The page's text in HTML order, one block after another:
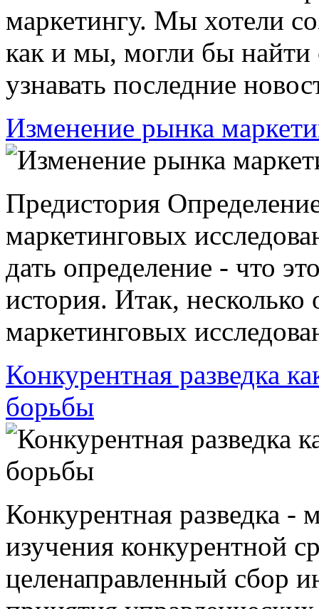
маркетингу. Мы хотели
как и мы, могли бы найти
узнавать последние
Изменение рынка
Предистория
маркетинговых
дать определение - что
история. Итак,
маркетинговых
Конкурентная разведка
борьбы
Конкурентная разведка -
изучения конкурентной
целенаправленный сбор